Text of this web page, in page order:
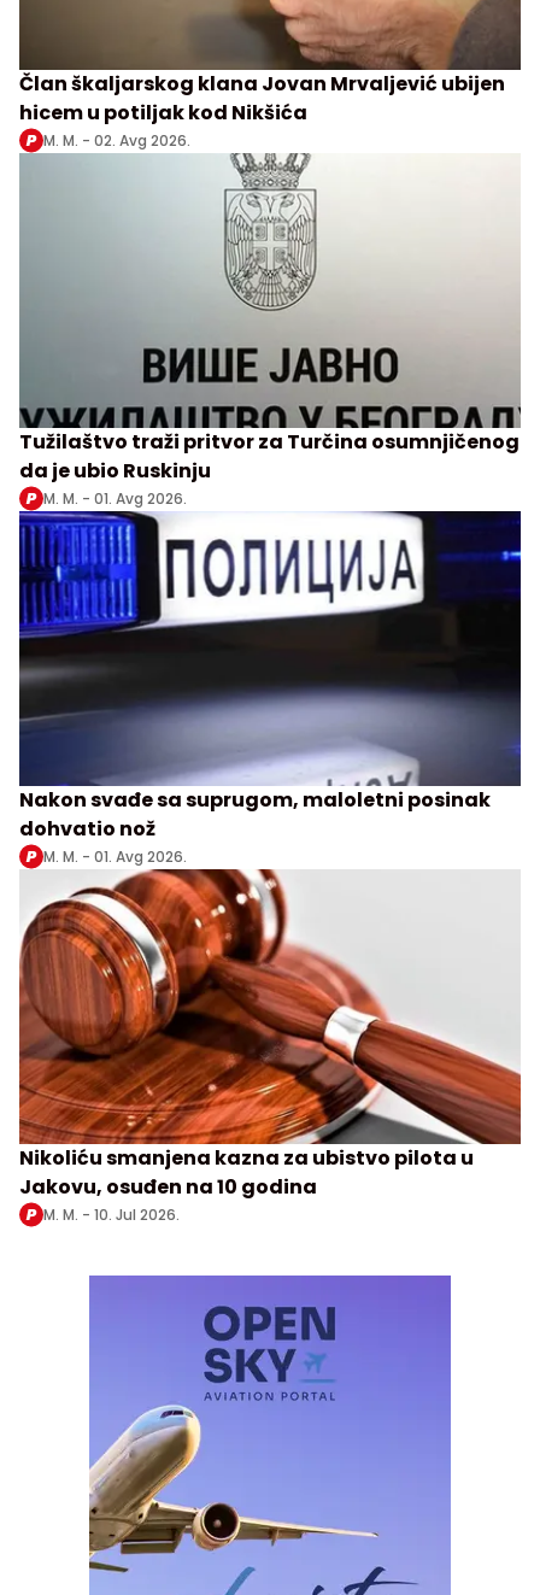
Član škaljarskog klana Jovan Mrvaljević ubijen
hicem u potiljak kod Nikšića
M. M. - 02. Avg 2026.
Tužilaštvo traži pritvor za Turčina osumnjičenog
da je ubio Ruskinju
M. M. - 01. Avg 2026.
Nakon svađe sa suprugom, maloletni posinak
dohvatio nož
M. M. - 01. Avg 2026.
Nikoliću smanjena kazna za ubistvo pilota u
Jakovu, osuđen na 10 godina
M. M. - 10. Jul 2026.